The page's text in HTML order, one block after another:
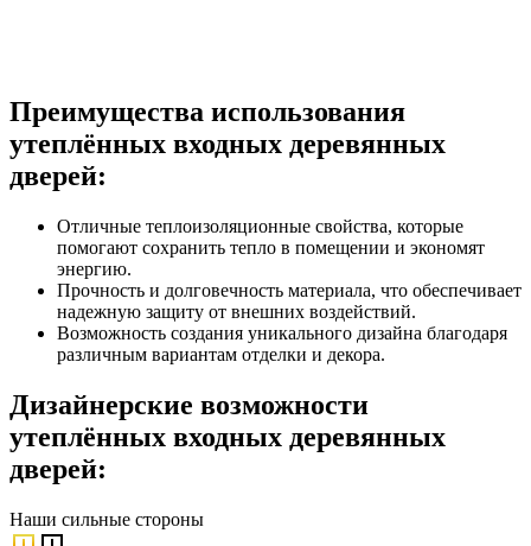
Преимущества использования
утеплённых входных деревянных
дверей:
Отличные теплоизоляционные свойства, которые
помогают сохранить тепло в помещении и экономят
энергию.
Прочность и долговечность материала, что обеспечивает
надежную защиту от внешних воздействий.
Возможность создания уникального дизайна благодаря
различным вариантам отделки и декора.
Дизайнерские возможности
утеплённых входных деревянных
дверей:
Наши сильные стороны